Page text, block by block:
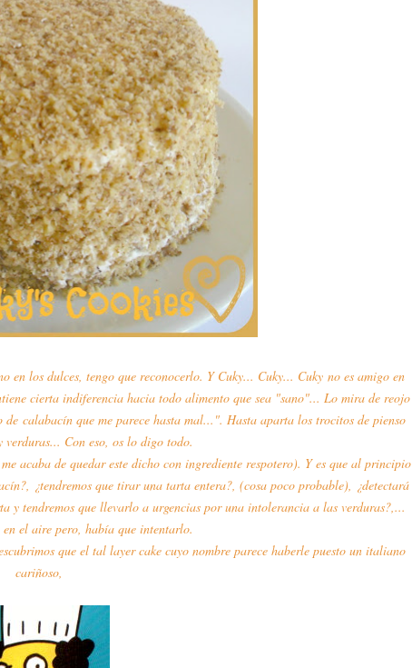
en los dulces, tengo que reconocerlo. Y Cuky... Cuky... Cuky no es amigo en
cierta indiferencia hacia todo alimento que sea "sano"... Lo mira de reojo
calabacín que me parece hasta mal...". Hasta aparta los trocitos de pienso
verduras... Con eso, os lo digo todo.
acaba de quedar este dicho con ingrediente respotero). Y es que al principio
¿tendremos que tirar una tarta entera?, (cosa poco probable), ¿detectará
y tendremos que llevarlo a urgencias por una intolerancia a las verduras?,...
en el aire pero, había que intentarlo.
que el tal layer cake cuyo nombre parece haberle puesto un italiano
cariñoso,